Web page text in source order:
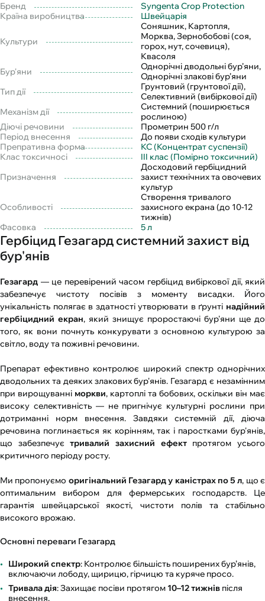
Бренд
Syngenta Crop Protection
Країна виробництва
Швейцарія
Культури
Соняшник, Картопля,
Морква, Зернобобові (соя,
горох, нут, сочевиця),
Квасоля
Бур'яни
Однорічні дводольні бур’яни,
Однорічні злакові бур’яни
Тип дії
Грунтовий (грунтової дії),
Селективний (вибіркової дії)
Механізм дії
Системний (поширюється
рослиною)
Діючі речовини
Прометрин 500 г/л
Період внесення
До появи сходів культури
Препративна форма
КС (Концентрат суспензії)
Клас токсичносі
III клас (Помірно токсичний)
Призначення
Досходовий гербіцидний
захист технічних та овочевих
культур
Особливості
Створення тривалого
захисного екрана (до 10-12
тижнів)
Фасовка
5 л
Гербіцид Гезагард системний захист від
бур'янів
Гезагард — це перевірений часом гербіцид вибіркової дії, який
забезпечує чистоту посівів з моменту висадки. Його
унікальність полягає в здатності утворювати в ґрунті надійний
гербіцидний екран, який знищує проростаючі бур'яни ще до
того, як вони почнуть конкурувати з основною культурою за
світло, воду та поживні речовини.
Препарат ефективно контролює широкий спектр однорічних
дводольних та деяких злакових бур'янів. Гезагард є незамінним
при вирощуванні моркви, картоплі та бобових, оскільки він має
високу селективність — не пригнічує культурні рослини при
дотриманні норм внесення. Завдяки системній дії, діюча
речовина поглинається як корінням, так і паростками бур'янів,
що забезпечуєтривалий захисний ефектпротягом усього
критичного періоду росту.
Ми пропонуємо оригінальний Гезагард у каністрах по 5 л, що є
оптимальним вибором для фермерських господарств. Це
гарантія швейцарської якості, чистоти полів та стабільно
високого врожаю.
Основні переваги Гезагард
Широкий спектр: Контролює більшість поширених бур’янів,
включаючи лободу, щирицю, гірчицю та куряче просо.
Тривала дія: Захищає посіви протягом 10–12 тижнів після
внесення.